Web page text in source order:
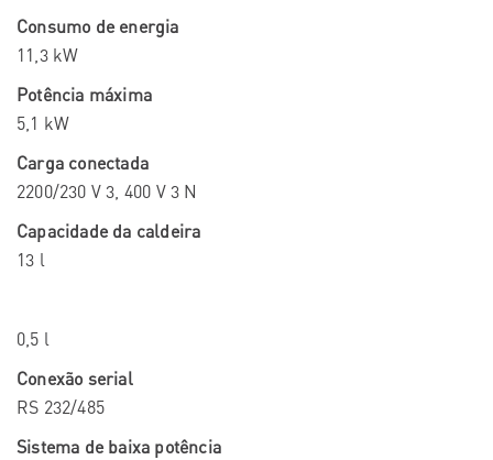
Consumo de energia
11,3 kW
Potência máxima
5,1 kW
Carga conectada
2200/230 V 3, 400 V 3 N
Capacidade da caldeira
13 l
0,5 l
Conexão serial
RS 232/485
Sistema de baixa potência